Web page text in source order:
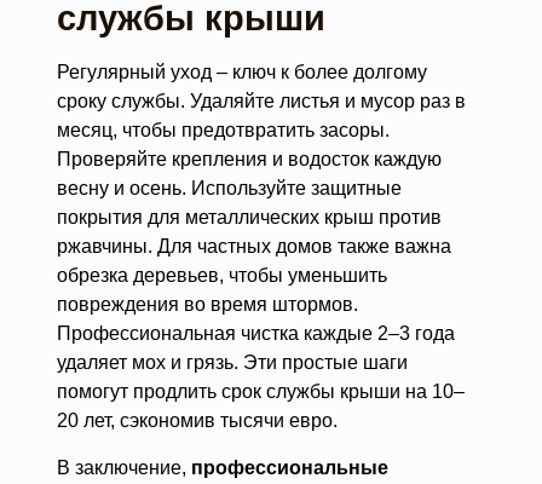
службы крыши
Регулярный уход – ключ к более долгому
сроку службы. Удаляйте листья и мусор раз в
месяц, чтобы предотвратить засоры.
Проверяйте крепления и водосток каждую
весну и осень. Используйте защитные
покрытия для металлических крыш против
ржавчины. Для частных домов также важна
обрезка деревьев, чтобы уменьшить
повреждения во время штормов.
Профессиональная чистка каждые 2–3 года
удаляет мох и грязь. Эти простые шаги
помогут продлить срок службы крыши на 10–
20 лет, сэкономив тысячи евро.
В заключение, профессиональные